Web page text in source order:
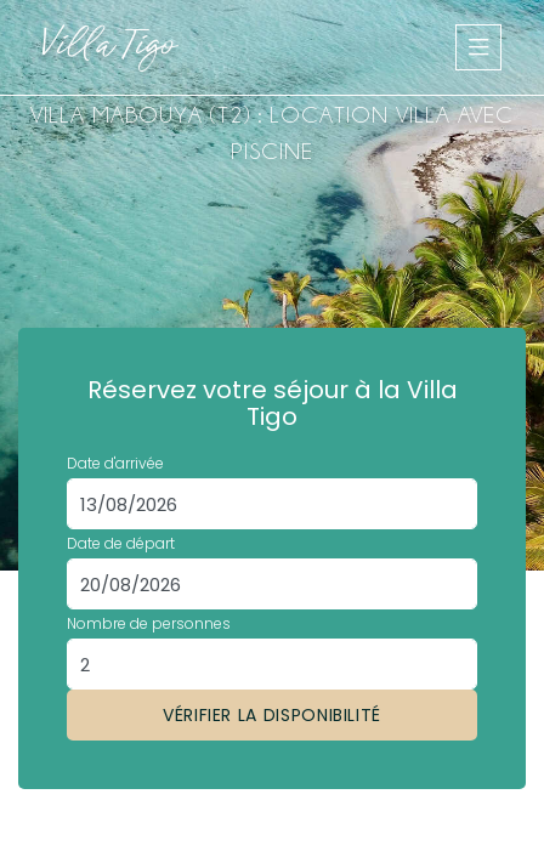
Villa Tigo
VILLA MABOUYA (T2) : LOCATION VILLA AVEC
PISCINE
VOTRE HAVRE DE PAIX POUR DES VACANCES
INOUBLIABLES À SAINT-LUCE EN MARTINIQUE
Réservez votre séjour à la Villa
Tigo
Date d'arrivée
Date de départ
Nombre de personnes
VÉRIFIER LA DISPONIBILITÉ
Panneau de gestion des cookies